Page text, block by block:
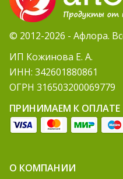
© 2012-2026 - Афлора.
ИП Кожинова Е. А.
ИНН: 342601880861
ОГРН 316503200069779
ПРИНИМАЕМ К ОПЛАТЕ
О КОМПАНИИ